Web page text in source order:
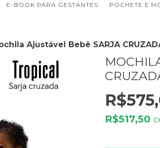
E-BOOK PARA GESTANTES POCHETE E
Ajustável Bebê SARJA
R$517,50